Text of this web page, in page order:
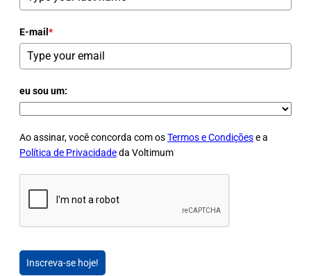
E-mail *
eu sou um:
Ao assinar, você concorda com osTermos e Condiçõese a
Política de Privacidadeda Voltimum
Inscreva-se hoje!